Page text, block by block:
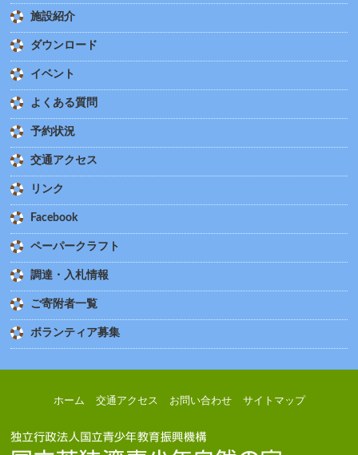
施設紹介
ダウンロード
イベント
よくある質問
予約状況
交通アクセス
リンク
Facebook
ペーパークラフト
調達・入札情報
ご寄附者一覧
ボランティア募集
ホーム 交通アクセス お問い合わせ サイトマップ